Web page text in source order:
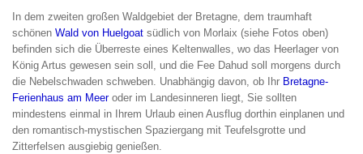
In dem zweiten großen Waldgebiet der Bretagne, dem traumhaft
schönen Wald von Huelgoat südlich von Morlaix (siehe Fotos oben)
befinden sich die Überreste eines Keltenwalles, wo das Heerlager von
König Artus gewesen sein soll, und die Fee Dahud soll morgens durch
die Nebelschwaden schweben. Unabhängig davon, ob Ihr Bretagne-
Ferienhaus am Meeroder im Landesinneren liegt, Sie sollten
mindestens einmal in Ihrem Urlaub einen Ausflug dorthin einplanen und
den romantisch-mystischen Spaziergang mit Teufelsgrotte und
Zitterfelsen ausgiebig genießen.